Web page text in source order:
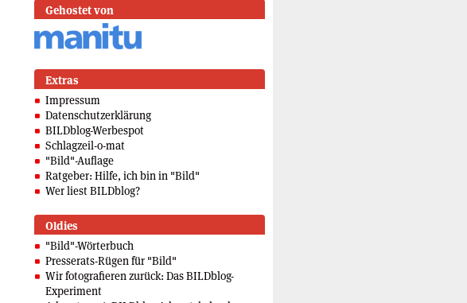
Gehostet von
Extras
Impressum
Datenschutzerklärung
BILDblog-Werbespot
Schlagzeil-o-mat
"Bild"-Auflage
Ratgeber: Hilfe, ich bin in "Bild"
Wer liest BILDblog?
Oldies
"Bild"-Wörterbuch
Presserats-Rügen für "Bild"
Wir fotografieren zurück: Das BILDblog-
Experiment